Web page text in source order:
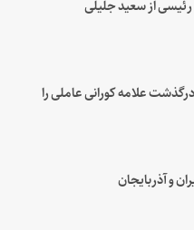
علامه کورانی عاملی را
و آذربایجان